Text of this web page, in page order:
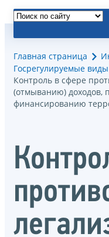
Главная страница
Госрегулируемые
Контроль в сфере
(отмыванию) доходов,
финансированию